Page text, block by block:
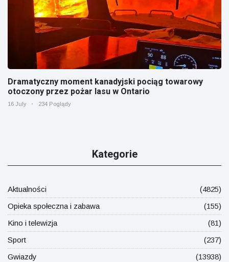
Dramatyczny moment kanadyjski pociąg towarowy
otoczony przez pożar lasu w Ontario
16 July 234 Poglądy
Kategorie
Aktualności
(4825)
Opieka społeczna i zabawa
(155)
Kino i telewizja
(81)
Sport
(237)
Gwiazdy
(13938)